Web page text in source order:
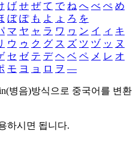
げ せ ぜ て で ね へ べ ぺ め
ぼ ぽ も よ ょ ろ を
マ ヤ ャ ラ ワ ヮ ン イ ィ キ
ウ ゥ ク グ ス ズ ツ ヅ ッ ヌ
セ ゼ テ デ ヘ ベ ペ メ レ オ
モ ヨ ョ ロ ヲ ―
병음)방식으로 중국어를 변환
하시면 됩니다.